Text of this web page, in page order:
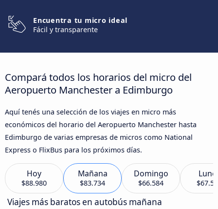
Encuentra tu micro ideal
Fácil y transparente
Compará todos los horarios del micro del
Aeropuerto Manchester a Edimburgo
Aquí tenés una selección de los viajes en micro más
económicos del horario del Aeropuerto Manchester hasta
Edimburgo de varias empresas de micros como National
Express o FlixBus para los próximos días.
Hoy
$88.980
Mañana
$83.734
Domingo
$66.584
Viajes más baratos en autobús mañana